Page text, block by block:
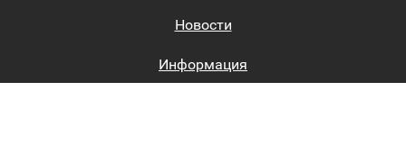
Новости
Информация